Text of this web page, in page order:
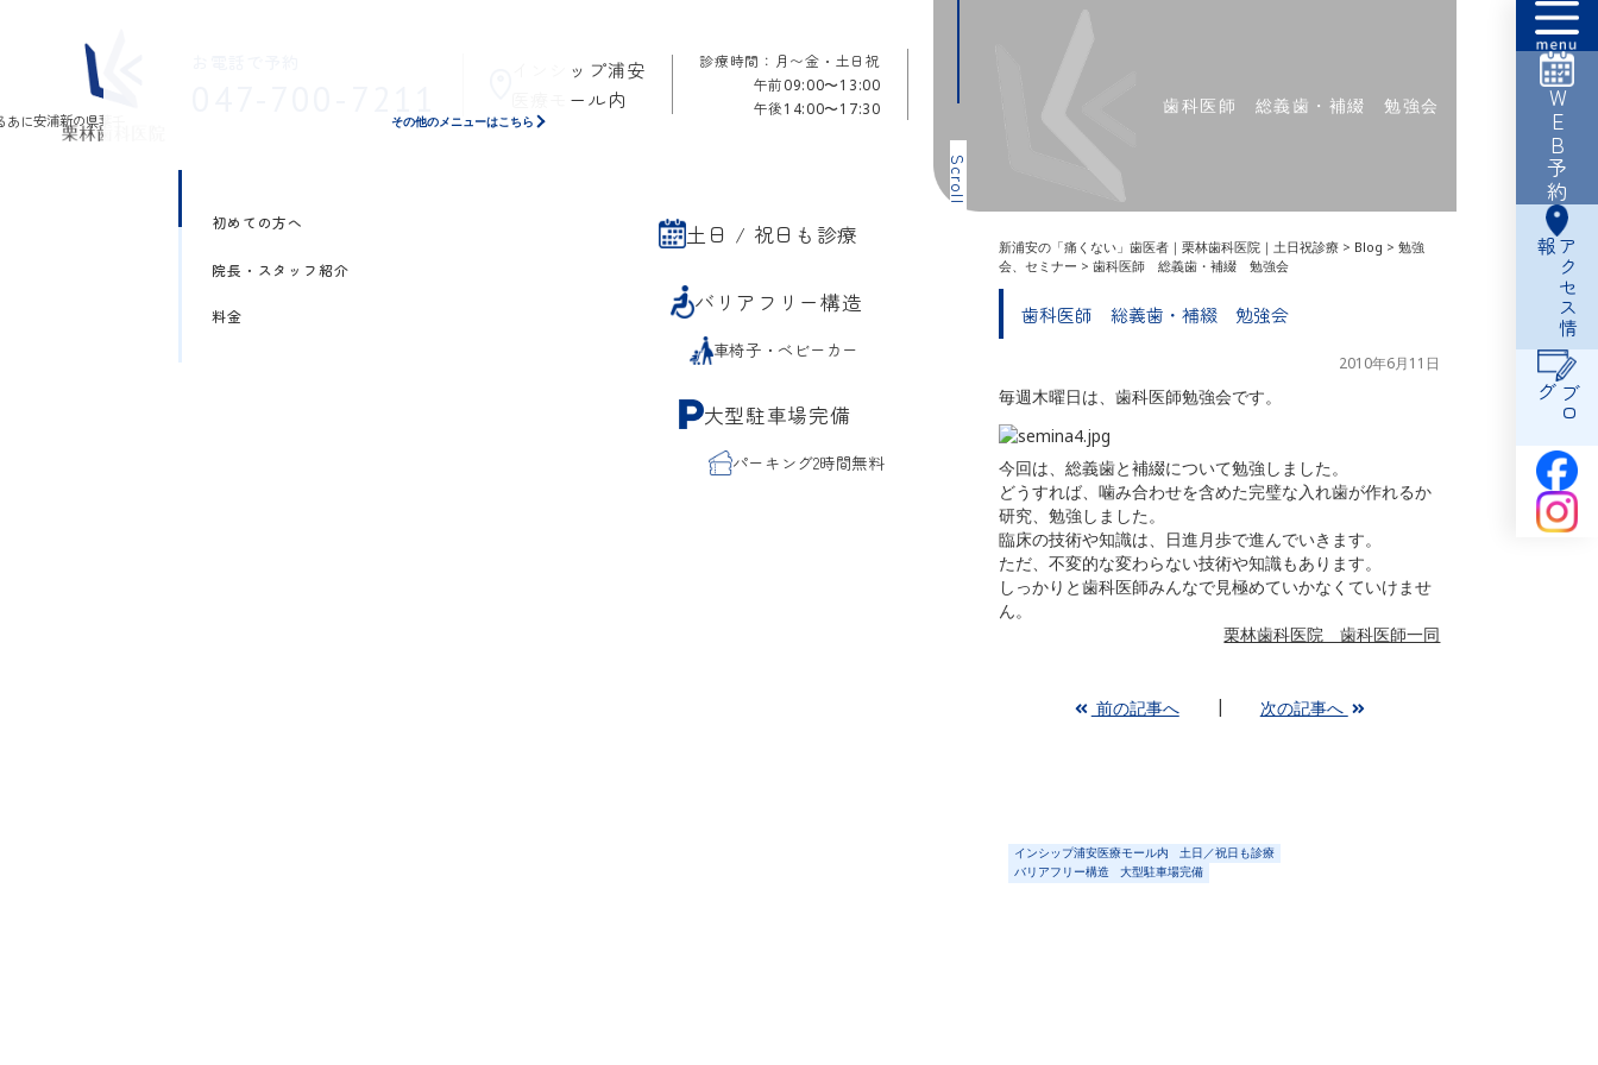
インシップ浦安
医療モール内
診療時間：月〜金・土日祝
午前09:00〜13:00
午後14:00〜17:30
初めての方へ
院長・スタッフ紹介
料金
土日 / 祝日も診療
バリアフリー構造
車椅子・ベビーカー
大型駐車場完備
パーキング2時間無料
その他のメニューはこちら WEB予約
ア
ク
セ
ス
情
報
ブ
ロ
グ
Scroll
歯科医師 総義歯・補綴 勉強会
新浦安の「痛くない」歯医者｜栗林歯科医院｜土日祝診療 > Blog > 勉強
会、セミナー > 歯科医師 総義歯・補綴 勉強会
歯科医師 総義歯・補綴 勉強会
2010年6月11日
毎週木曜日は、歯科医師勉強会です。
今回は、総義歯と補綴について勉強しました。
どうすれば、噛み合わせを含めた完璧な入れ歯が作れるか
研究、勉強しました。
臨床の技術や知識は、日進月歩で進んでいきます。
ただ、不変的な変わらない技術や知識もあります。
しっかりと歯科医師みんなで見極めていかなくていけませ
ん。
栗林歯科医院 歯科医師一同
前の記事へ 次の記事へ
インシップ浦安医療モール内
土日／祝日も診療
バリアフリー構造
大型駐車場完備